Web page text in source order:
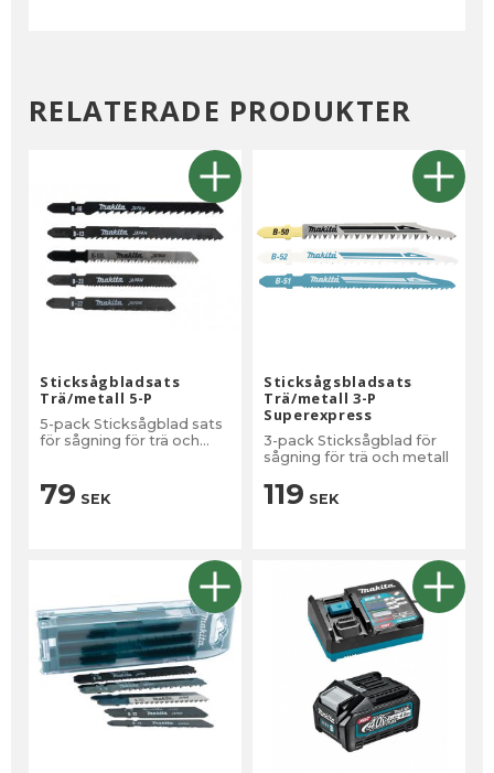
RELATERADE PRODUKTER
Sticksågbladsats
Trä/metall 5-P
5-pack Sticksågblad sats
för sågning för trä och
79 SEK
Sticksågsbladsats
Trä/metall 3-P
Superexpress
3-pack Sticksågblad för
sågning för trä och metall
119 SEK